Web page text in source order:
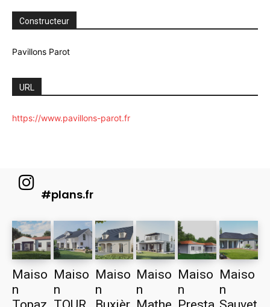
Constructeur
Pavillons Parot
URL
https://www.pavillons-parot.fr
#plans.fr
Maiso
n
Maiso
n
Maiso
n
Maiso
n
Maiso
n
Maiso
n